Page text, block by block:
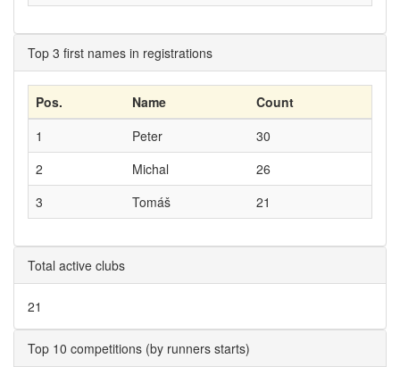
Top 3 first names in registrations
Pos. Name
Count
1
Peter
30
2
Michal
26
3
Tomáš 21
Total active clubs
21
Top 10 competitions (by runners starts)